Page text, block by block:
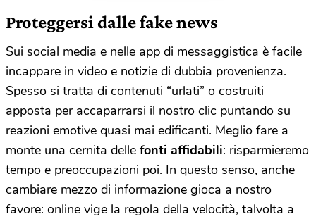
Proteggersi dalle fake news
Sui social media e nelle app di messaggistica è facile
incappare in video e notizie di dubbia provenienza.
Spesso si tratta di contenuti “urlati” o costruiti
apposta per accaparrarsi il nostro clic puntando su
reazioni emotive quasi mai edificanti. Meglio fare a
monte una cernita delle fonti affidabili: risparmieremo
tempo e preoccupazioni poi. In questo senso, anche
cambiare mezzo di informazione gioca a nostro
favore: online vige la regola della velocità, talvolta a